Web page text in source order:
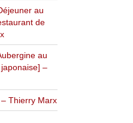
au
de
au
–
Thierry Marx